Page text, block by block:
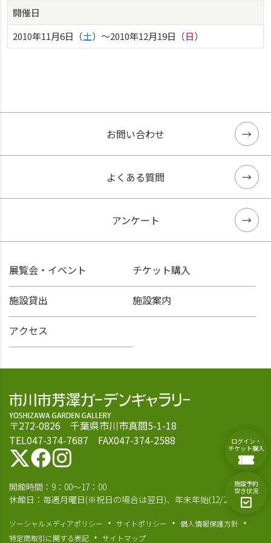
開催日
2010年11月6日（土）〜2010年12月19日（日）
お問い合わせ
よくある質問
アンケート
展覧会・イベント チケット購入
施設貸出 施設案内
アクセス
ログイン・
チケット購入
施設予約
空き状況
〒272-0826 千葉県市川市真間5-1-18
TEL047-374-7687 FAX047-374-2588
開館時間：9：00～17：00
休館日：毎週月曜日(※祝日の場合は翌日)、年末年始(12/28～1/4)
ソーシャルメディアポリシー サイトポリシー
個人情報保護方針
特定商取引に関する表記
サイトマップ